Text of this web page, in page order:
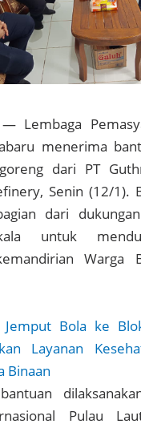
— Lembaga
menerima
dari PT
Senin (12/1).
dari
untuk
Warga
Jemput Bola ke
Layanan
Binaan
Pulau